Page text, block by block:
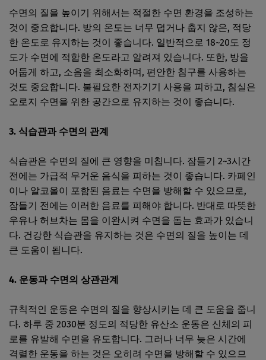
수면의 질을 높이기 위해서는 적절한 수면 환경을 조성하는
것이 중요합니다. 방의 온도는 너무 덥거나 춥지 않은, 적당
한 온도로 유지하는 것이 좋습니다. 일반적으로 18~20도 정
도가 수면에 적합한 온도라고 알려져 있습니다. 또한, 방을
어둡게 하고, 소음을 최소화하며, 편안한 침구를 사용하는
것도 중요합니다. 불필요한 전자기기 사용을 피하고, 침실은
오로지 수면을 위한 공간으로 유지하는 것이 좋습니다.
3. 식습관과 수면의 관계
식습관은 수면의 질에 큰 영향을 미칩니다. 잠들기 2~3시간
전에는 가급적 무거운 음식을 피하는 것이 좋습니다. 카페인
이나 알코올이 포함된 음료는 수면을 방해할 수 있으므로,
잠들기 전에는 이러한 음료를 피해야 합니다. 반대로 따뜻한
우유나 허브차는 몸을 이완시켜 수면을 돕는 효과가 있습니
다. 건강한 식습관을 유지하는 것은 수면의 질을 높이는 데
큰 도움이 됩니다.
4. 운동과 수면의 상관관계
규칙적인 운동은 수면의 질을 향상시키는 데 큰 도움을 줍니
다. 하루 중 2030분 정도의 적당한 유산소 운동은 신체의 피
로를 유발해 수면을 유도합니다. 그러나 너무 늦은 시간에
격렬한 운동을 하는 것은 오히려 수면을 방해할 수 있으므